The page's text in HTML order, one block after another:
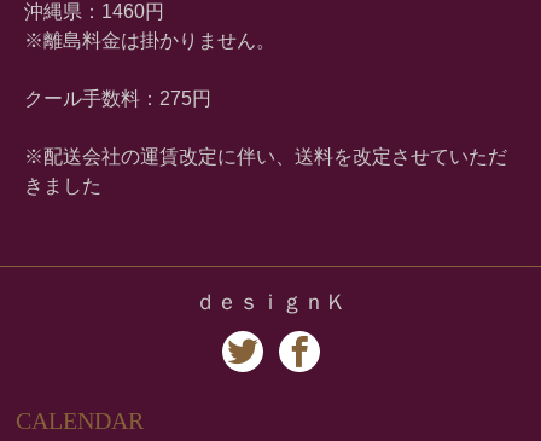
沖縄県：1460円
※離島料金は掛かりません。
クール手数料：275円
※配送会社の運賃改定に伴い、送料を改定させていただ
きました
ｄｅｓｉｇｎＫ
CALENDAR